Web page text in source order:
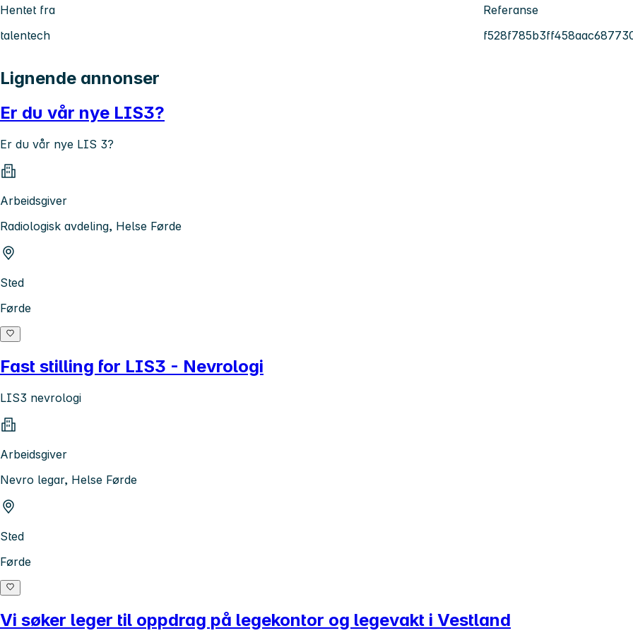
Hentet fra
talentech
Referanse
Lignende annonser
Er du vår nye LIS3?
Er du vår nye LIS 3?
Arbeidsgiver
Radiologisk avdeling, Helse Førde
Sted
Førde
Fast stilling for LIS3 - Nevrologi
LIS3 nevrologi
Arbeidsgiver
Nevro legar, Helse Førde
Sted
Førde
Vi søker leger til oppdrag på legekontor og legevakt i Vestland